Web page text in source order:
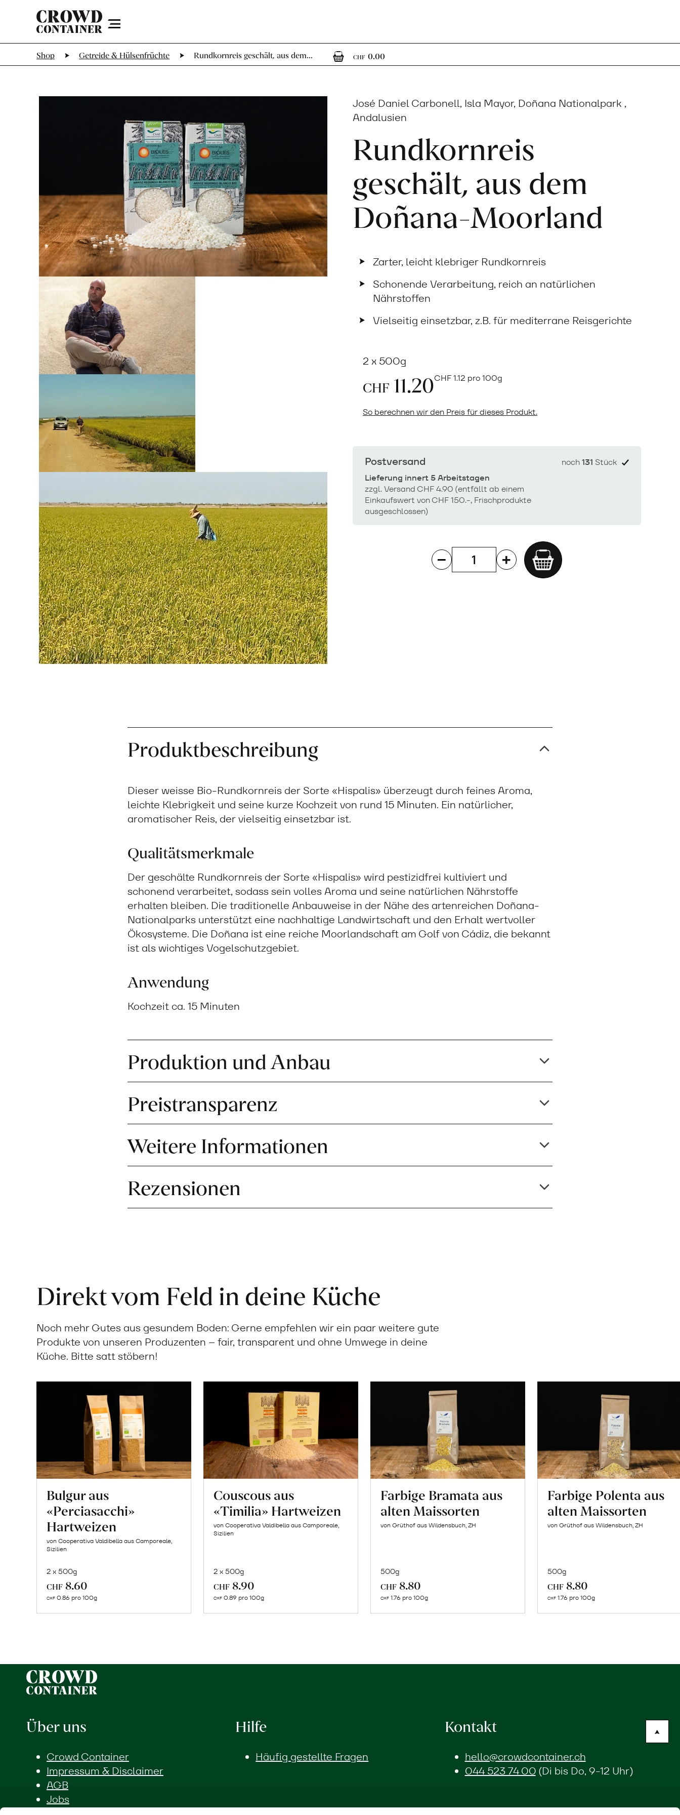
Menu
Shop Getreide & Hülsenfrüchte Rundkornreis geschält, aus dem...
CHF 0.000 Artikel im Warenkorb
José Daniel Carbonell, Isla Mayor, Doñana Nationalpark ,
Andalusien
Rundkornreis
geschält, aus dem
Doñana-Moorland
Zarter, leicht klebriger Rundkornreis
Schonende Verarbeitung, reich an natürlichen
Nährstoffen
Vielseitig einsetzbar, z.B. für mediterrane Reisgerichte
2 x 500g
CHF 11.20CHF1.12 pro 100g
So berechnen wir den Preis für dieses Produkt.
Postversand
Lieferung innert 5 Arbeitstagen
zzgl. Versand CHF 4.90 (entfällt ab einem
Einkaufswert von CHF 150.-, Frischprodukte
ausgeschlossen)
noch131 Stück
Add
Produktbeschreibung
Dieser weisse Bio-Rundkornreis der Sorte «Hispalis» überzeugt durch feines Aroma,
leichte Klebrigkeit und seine kurze Kochzeit von rund 15 Minuten. Ein natürlicher,
aromatischer Reis, der vielseitig einsetzbar ist.
Qualitätsmerkmale
Der geschälte Rundkornreis der Sorte «Hispalis» wird pestizidfrei kultiviert und
schonend verarbeitet, sodass sein volles Aroma und seine natürlichen Nährstoffe
erhalten bleiben. Die traditionelle Anbauweise in der Nähe des artenreichen Doñana-
Nationalparks unterstützt eine nachhaltige Landwirtschaft und den Erhalt wertvoller
Ökosysteme. Die Doñana ist eine reiche Moorlandschaft am Golf von Cádiz, die bekannt
ist als wichtiges Vogelschutzgebiet.
Anwendung
Kochzeit ca. 15 Minuten
Produktion und Anbau
Preistransparenz
Weitere Informationen
Rezensionen
Direkt vom Feld in deine Küche
Noch mehr Gutes aus gesundem Boden: Gerne empfehlen wir ein paar weitere gute
Produkte von unseren Produzenten – fair, transparent und ohne Umwege in deine
Küche. Bitte satt stöbern!
Bulgur aus
«Perciasacchi»
Hartweizen
von Cooperativa Valdibella aus Camporeale,
Sizilien
2 x 500g
CHF 8.60
CHF 0.86 pro 100g
Warenkorb
Couscous aus
«Timilia» Hartweizen
von Cooperativa Valdibella aus Camporeale,
Sizilien
2 x 500g
CHF 8.90
CHF 0.89 pro 100g
Warenkorb
Farbige Bramata aus
alten Maissorten
von Grüthof aus Wildensbuch, ZH
500g
CHF 8.80
CHF 1.76 pro 100g
Warenkorb
Farbige Polenta aus
alten Maissorten
von Grüthof aus Wildensbuch, ZH
500g
CHF 8.80
CHF 1.76 pro 100g
Warenkorb
Über uns
Crowd Container
Impressum & Disclaimer
AGB
Jobs
Hilfe
Häufig gestellte Fragen
Kontakt
hello@crowdcontainer.ch
044 523 74 00(Di bis Do, 9-12 Uhr)